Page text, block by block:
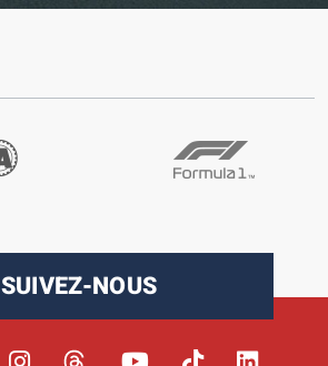
SUIVEZ-NOUS